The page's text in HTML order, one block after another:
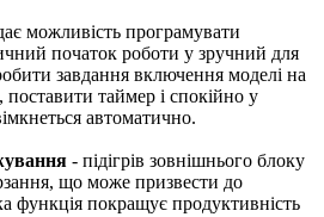
можливість програмувати
початок роботи у зручний для
завдання включення моделі на
поставити таймер і спокійно у
автоматично.
- підігрів зовнішнього блоку
що може призвести до
функція покращує продуктивність